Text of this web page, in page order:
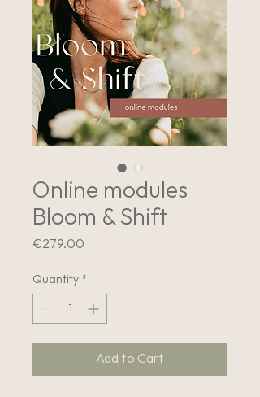
Online modules
Bloom & Shift
€279.00
Quantity *
Add to Cart